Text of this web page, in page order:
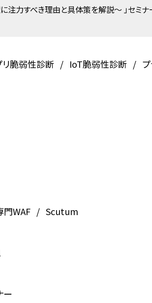
注力すべき理由と具体策を解説〜 」セミ
リ脆弱性診断 IoT脆弱性診断
門WAF Scutum
ー